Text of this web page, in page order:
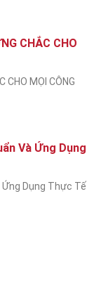
CHẮC CHO
CHO MỌI CÔNG
Và Ứng Dụng
Dụng Thực Tế